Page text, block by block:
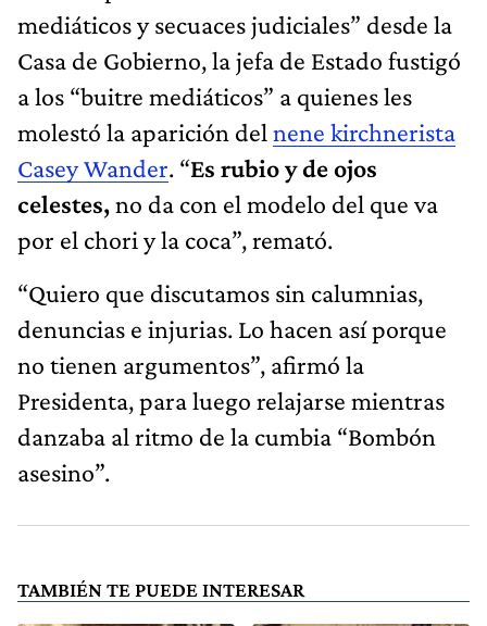
mediáticos y secuaces judiciales” desde la
Casa de Gobierno, la jefa de Estado fustigó
a los “buitre mediáticos” a quienes les
molestó la aparición del nene kirchnerista
Casey Wander. “Es rubio y de ojos
celestes,no da con el modelo del que va
por el chori y la coca”, remató.
“Quiero que discutamos sin calumnias,
denuncias e injurias. Lo hacen así porque
no tienen argumentos”, afirmó la
Presidenta, para luego relajarse mientras
danzaba al ritmo de la cumbia “Bombón
asesino”.
TAMBIÉN TE PUEDE INTERESAR